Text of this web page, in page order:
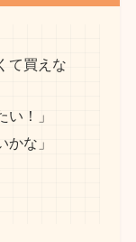
て買えな
い！」
かな」